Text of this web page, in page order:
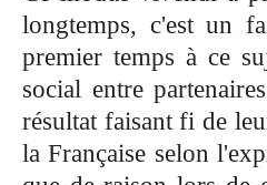
longtemps, c'est un
premier temps à ce
social entre
résultat faisant fi de
la Française selon